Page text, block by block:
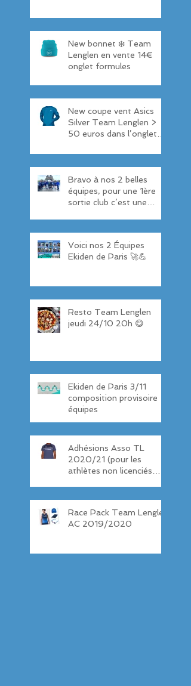
New bonnet ❄️ Team
Lenglen en vente 14€
onglet formules
New coupe vent Asics
Silver Team Lenglen >
50 euros dans l’onglet
Bravo à nos 2 belles
équipes, pour une 1ère
sortie club c’est une
Voici nos 2 Équipes
Ekiden de Paris 🚀💪
Resto Team Lenglen
jeudi 24/10 20h 😋
Ekiden de Paris 3/11
composition provisoire
équipes
Adhésions Asso TL
2020/21 (pour les
athlètes non licenciés
Race Pack Team Lenglen
AC 2019/2020